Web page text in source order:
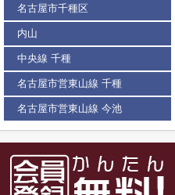
名古屋市千種区
内山
中央線 千種
名古屋市営東山線 千種
名古屋市営東山線 今池